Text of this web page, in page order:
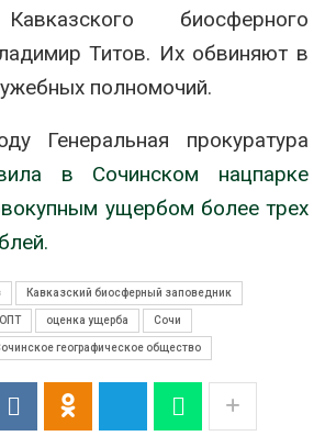
биосферного
Титов. Их обвиняют в
полномочий.
Генеральная прокуратура
в Сочинском нацпарке
ущербом более трех
Кавказский биосферный заповедник
оценка ущерба Сочи
географическое общество